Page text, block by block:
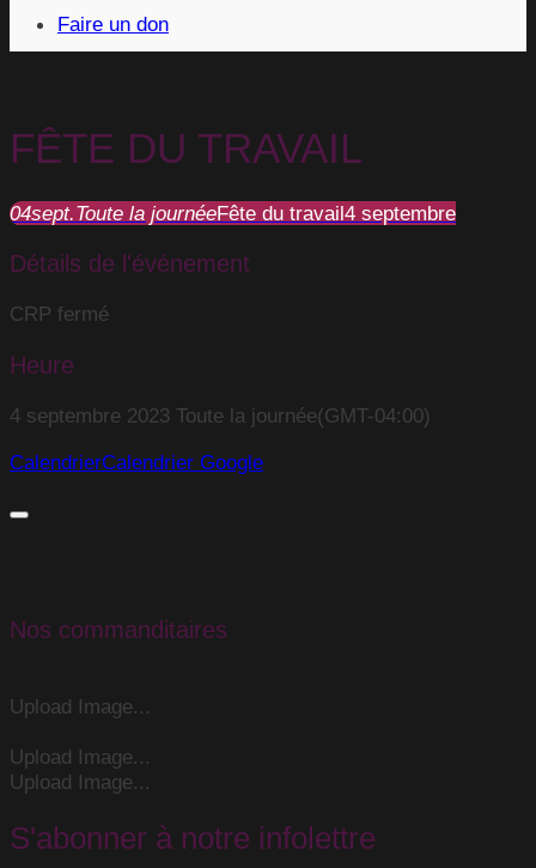
Faire un don
FÊTE DU TRAVAIL
04sept.Toute la journéeFête du travail4 septembre
Détails de l'événement
CRP fermé
Heure
4 septembre 2023 Toute la journée(GMT-04:00)
CalendrierCalendrier Google
Nos commanditaires
Upload Image...
Upload Image...
Upload Image...
S'abonner à notre infolettre